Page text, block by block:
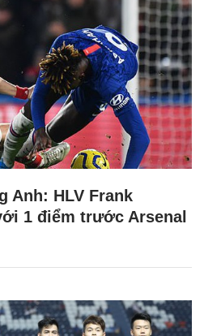
Anh: HLV Frank
1 điểm trước Arsenal